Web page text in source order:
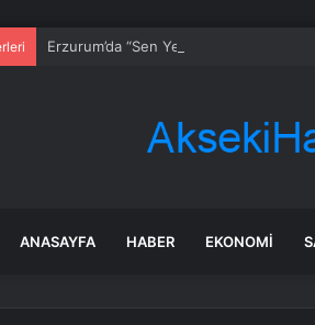
Erzurum’da “Sen Yeter ki Gülümse”
ANASAYFA HABER EKONOMI